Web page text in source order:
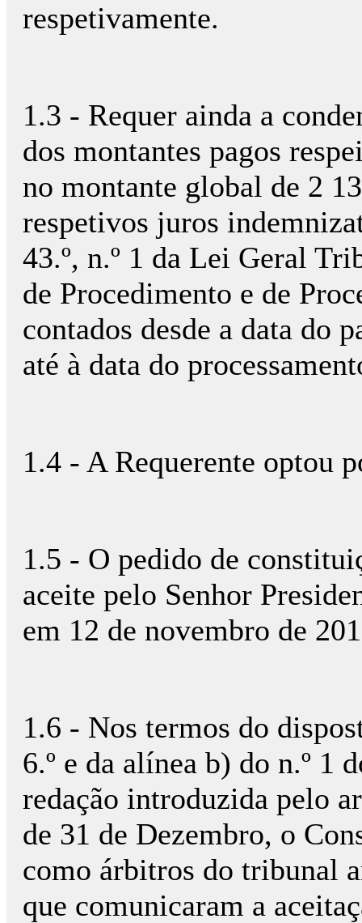
respetivamente.
1.3 - Requer ainda a
dos montantes pagos
no montante global de 2
respetivos juros
43.º, n.º 1 da Lei Geral
de Procedimento e de
contados desde a data do
até à data do
1.4 - A Requerente optou
1.5 - O pedido de
aceite pelo Senhor
em 12 de novembro de
1.6 - Nos termos do
6.º e da alínea b) do n.º 1
redação introduzida pelo
de 31 de Dezembro, o
como árbitros do tribunal
que comunicaram a